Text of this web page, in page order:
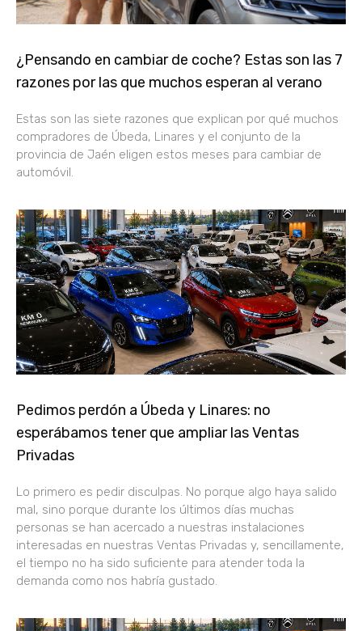
¿Pensando en cambiar de coche? Estas son las 7
razones por las que muchos esperan al verano
Estas son las siete razones que explican por qué muchos
compradores de Úbeda, Linares y el conjunto de la
provincia de Jaén eligen estos meses para cambiar de
automóvil.
Pedimos perdón a Úbeda y Linares: no
esperábamos tener que ampliar las Ventas
Privadas
Lo primero es pedir disculpas. No porque algo haya salido
mal, sino porque durante los últimos días muchas
personas se han acercado a nuestras instalaciones
interesadas en nuestras Ventas Privadas y, sencillamente,
el tiempo no ha sido suficiente para atender toda la
demanda como nos habría gustado.